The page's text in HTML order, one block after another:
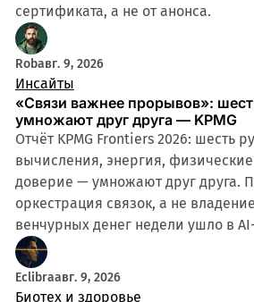
сертификата, а не от анонса.
Robавг. 9, 2026
Инсайты
«Связи важнее прорывов»:
умножают друг друга — KPMG
Отчёт KPMG Frontiers 2026: шесть
вычисления, энергия,
доверие — умножают друг друга.
оркестрация связок, а не
венчурных денег недели ушло в
Eclibraавг. 9, 2026
Биотех и здоровье